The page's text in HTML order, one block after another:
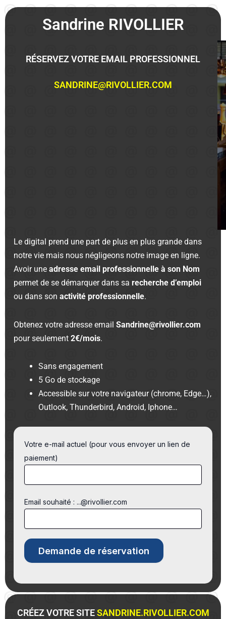
Sandrine RIVOLLIER
RÉSERVEZ VOTRE EMAIL PROFESSIONNEL
SANDRINE@RIVOLLIER.COM
Le digital prend une part de plus en plus grande dans
notre vie mais nous négligeons notre image en ligne.
Avoir uneadresse email professionnelle à son Nom
permet de se démarquer dans sarecherche d’emploi
ou dans sonactivité professionnelle.
Obtenez votre adresse emailSandrine@rivollier.com
pour seulement2€/mois.
Sans engagement
5 Go de stockage
Accessible sur votre navigateur (chrome, Edge…),
Outlook, Thunderbird, Android, Iphone…
Votre e-mail actuel (pour vous envoyer un lien de
paiement)
Email souhaité : ...@rivollier.com
CRÉEZ VOTRE SITESANDRINE.RIVOLLIER.COM